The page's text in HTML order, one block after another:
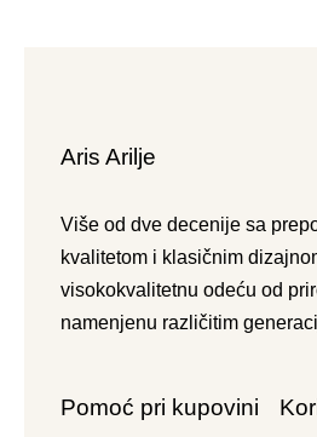
Aris Arilje
Više od dve decenije sa
kvalitetom i klasičnim
visokokvalitetnu odeću od
namenjenu različitim
Pomoć pri kupovini